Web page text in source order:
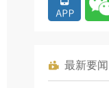
最新要闻